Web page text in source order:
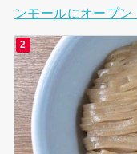
ンモールにオープ